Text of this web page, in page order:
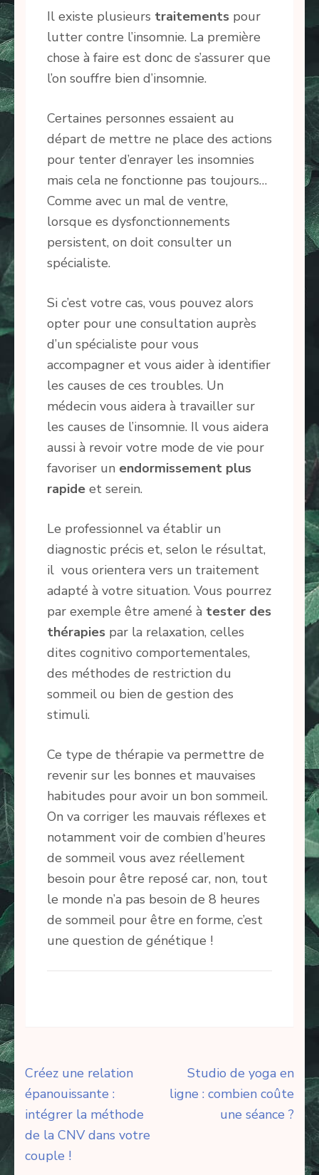
Il existe plusieurs traitements pour
lutter contre l’insomnie. La première
chose à faire est donc de s’assurer que
l’on souffre bien d’insomnie.
Certaines personnes essaient au
départ de mettre ne place des actions
pour tenter d’enrayer les insomnies
mais cela ne fonctionne pas toujours…
Comme avec un mal de ventre,
lorsque es dysfonctionnements
persistent, on doit consulter un
spécialiste.
Si c’est votre cas, vous pouvez alors
opter pour une consultation auprès
d’un spécialiste pour vous
accompagner et vous aider à identifier
les causes de ces troubles. Un
médecin vous aidera à travailler sur
les causes de l’insomnie. Il vous aidera
aussi à revoir votre mode de vie pour
favoriser un endormissement plus
rapide et serein.
Le professionnel va établir un
diagnostic précis et, selon le résultat,
il vous orientera vers un traitement
adapté à votre situation. Vous pourrez
par exemple être amené à tester des
thérapies par la relaxation, celles
dites cognitivo comportementales,
des méthodes de restriction du
sommeil ou bien de gestion des
stimuli.
Ce type de thérapie va permettre de
revenir sur les bonnes et mauvaises
habitudes pour avoir un bon sommeil.
On va corriger les mauvais réflexes et
notamment voir de combien d’heures
de sommeil vous avez réellement
besoin pour être reposé car, non, tout
le monde n’a pas besoin de 8 heures
de sommeil pour être en forme, c’est
une question de génétique !
Navigation
de
l’article
Créez une relation
épanouissante :
intégrer la méthode
de la CNV dans votre
couple !
Studio de yoga en
ligne : combien coûte
une séance ?